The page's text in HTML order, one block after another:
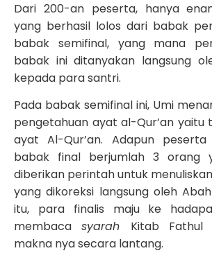
Dari 200-an peserta, hanya
yang berhasil lolos dari babak
babak semifinal, yang mana
babak ini ditanyakan langsung
kepada para santri.
Pada babak semifinal ini, Umi
pengetahuan ayat al-Qur’an yaitu
ayat Al-Qur’an. Adapun
babak final berjumlah 3 orang
diberikan perintah untuk menuliskan
yang dikoreksi langsung oleh
itu, para finalis maju ke
membacasyarah Kitab Fathul
makna nya secara lantang.